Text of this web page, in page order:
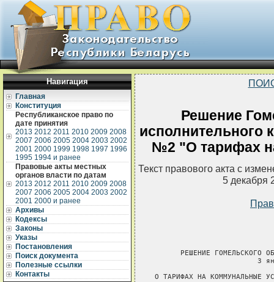
Навигация
Главная
Конституция
Республиканское право по
дате принятия
2013 2012 2011 2010 2009 2008
2007 2006 2005 2004 2003 2002
2001 2000 1999 1998 1997 1996
1995 1994 и ранее
Правовые акты местных
органов власти по датам
2013 2012 2011 2010 2009 2008
2007 2006 2005 2004 2003 2002
2001 2000 и ранее
Архивы
Кодексы
Законы
Указы
Постановления
Поиск документа
Полезные ссылки
Контакты
Решение
исполнительного
№2 "О тарифах
Текст правового акта с
5 декабря
РЕШЕНИЕ ГОМЕЛЬСКОГО
3
О ТАРИФАХ НА КОММУНАЛЬНЫЕ